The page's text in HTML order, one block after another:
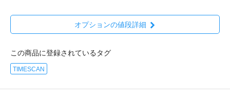
オプションの値段詳細
この商品に登録されているタグ
TIMESCAN